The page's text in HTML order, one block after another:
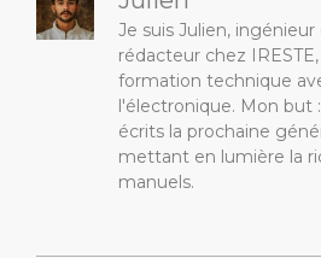
Je suis Julien,
rédacteur chez
formation technique
l'électronique. Mon but
écrits la prochaine
mettant en lumière la
manuels.